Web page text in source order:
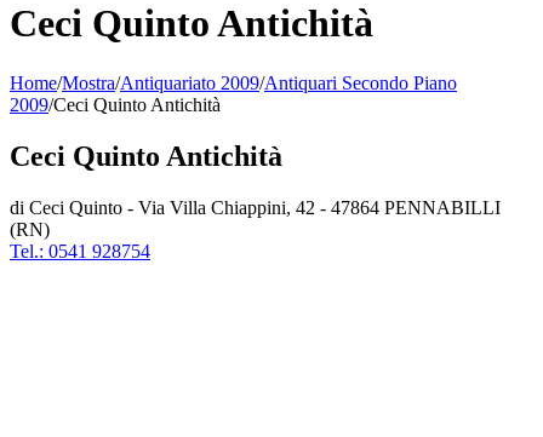
Ceci Quinto Antichità
Home/Mostra/Antiquariato 2009/Antiquari Secondo Piano
2009/Ceci Quinto Antichità
Ceci Quinto Antichità
di Ceci Quinto - Via Villa Chiappini, 42 - 47864 PENNABILLI
(RN)
Tel.: 0541 928754